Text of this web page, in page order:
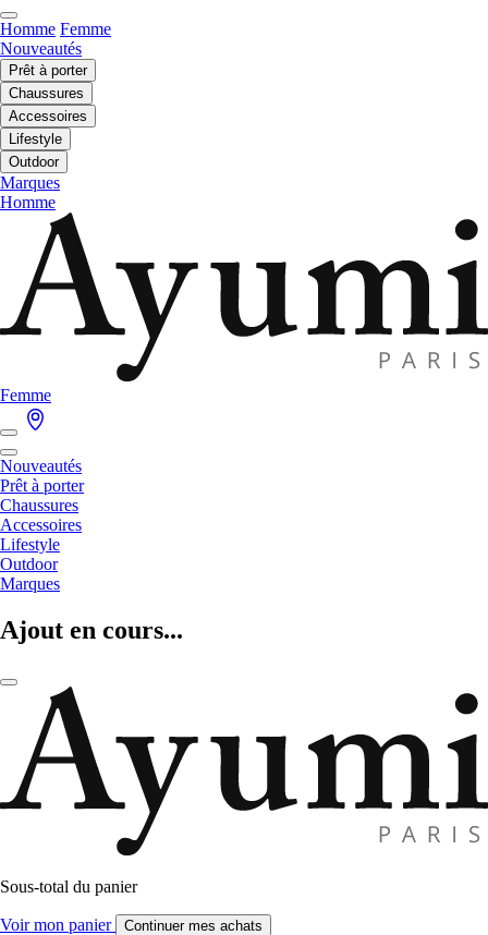
Homme Femme
Nouveautés
Prêt à porter
Chaussures
Accessoires
Lifestyle
Outdoor
Marques
Homme
Femme
Nouveautés
Prêt à porter
Chaussures
Accessoires
Lifestyle
Outdoor
Marques
Ajout en cours...
Sous-total du panier
Voir mon panier Continuer mes achats